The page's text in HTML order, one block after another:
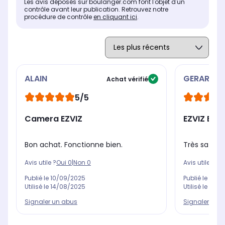
Les avis déposés sur boulanger.com font l'objet d'un
contrôle avant leur publication. Retrouvez notre
procédure de contrôleen cliquant ici.
ALAIN Achat vérifié
5/5
Camera EZVIZ
Bon achat. Fonctionne bien.
Avis utile ?Oui 0|Non 0
Publié le10/09/2025
Utilisé le14/08/2025
Signaler un abus
GERARD
EZVIZ EL3
Très
Avis utile ?
Publié le
Utilisé le
Signaler un